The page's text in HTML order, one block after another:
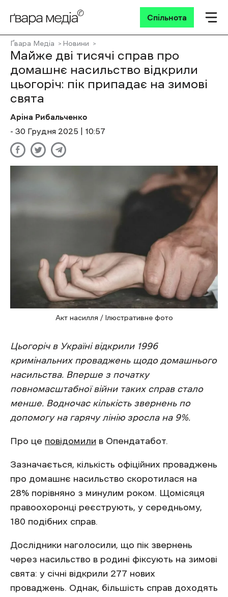
Спільнота
Ґвара Медіа Новини
Майже дві тисячі справ про
домашнє насильство відкрили
цьогоріч: пік припадає на зимові
свята
Аріна Рибальченко
- 30 Грудня 2025 | 10:57
Акт насилля / Ілюстративне фото
Цьогоріч в Україні відкрили 1996
кримінальних проваджень щодо домашнього
насильства. Вперше з початку
повномасштабної війни таких справ стало
менше. Водночас кількість звернень по
допомогу на гарячу лінію зросла на 9%.
Про це повідомили в Опендатабот.
Зазначається, кількість офіційних проваджень
про домашнє насильство скоротилася на
28% порівняно з минулим роком. Щомісяця
правоохоронці реєструють, у середньому,
180 подібних справ.
Дослідники наголосили, що пік звернень
через насильство в родині фіксують на зимові
свята: у січні відкрили 277 нових
проваджень. Однак, більшість справ доходять